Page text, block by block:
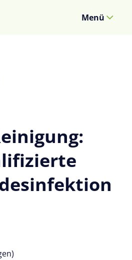
Menü